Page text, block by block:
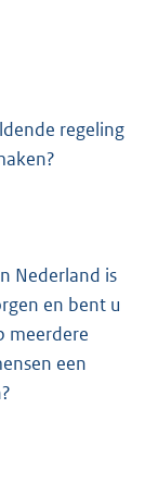
regeling
Nederland is
en bent u
meerdere
een